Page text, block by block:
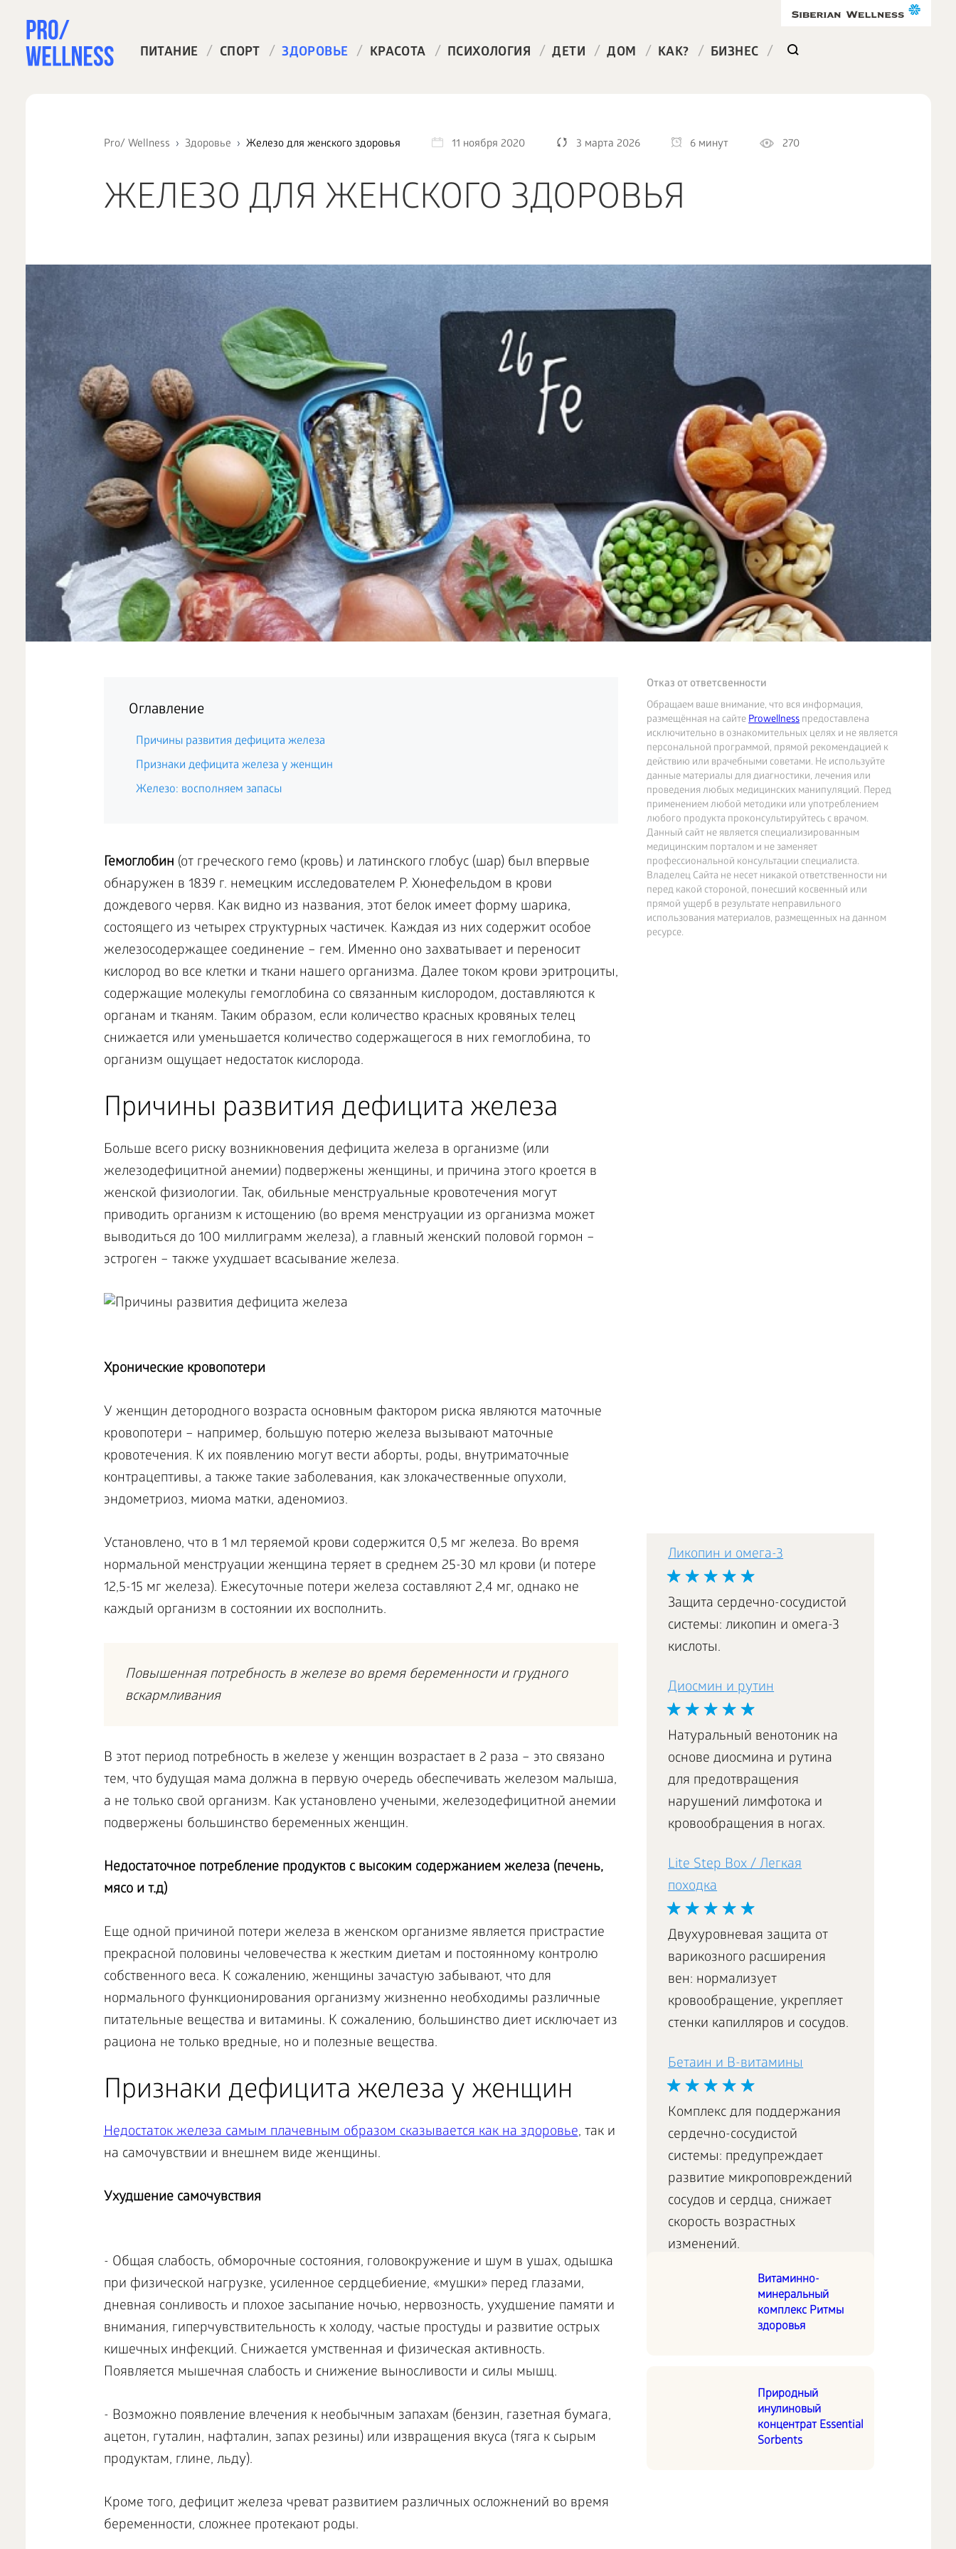
ПИТАНИЕ / СПОРТ / ЗДОРОВЬЕ / КРАСОТА / ПСИХОЛОГИЯ / ДЕТИ / ДОМ / КАК? / БИЗНЕС /
Pro/ Wellness Здоровье Железо для женского здоровья 11 ноября 2020 3 марта 2026 6 минут 270
ЖЕЛЕЗО ДЛЯ ЖЕНСКОГО ЗДОРОВЬЯ
Отказ от ответсвенности
Обращаем ваше внимание, что вся информация,
размещённая на сайтеProwellnessпредоставлена
исключительно в ознакомительных целях и не является
персональной программой, прямой рекомендацией к
действию или врачебными советами. Не используйте
данные материалы для диагностики, лечения или
проведения любых медицинских манипуляций. Перед
применением любой методики или употреблением
любого продукта проконсультируйтесь с врачом.
Данный сайт не является специализированным
медицинским порталом и не заменяет
профессиональной консультации специалиста.
Владелец Сайта не несет никакой ответственности ни
перед какой стороной, понесший косвенный или
прямой ущерб в результате неправильного
использования материалов, размещенных на данном
ресурсе.
Оглавление
Причины развития дефицита железа
Признаки дефицита железа у женщин
Железо: восполняем запасы
Гемоглобин (от греческого гемо (кровь) и латинского глобус (шар) был впервые
обнаружен в 1839 г. немецким исследователем Р. Хюнефельдом в крови
дождевого червя. Как видно из названия, этот белок имеет форму шарика,
состоящего из четырех структурных частичек. Каждая из них содержит особое
железосодержащее соединение – гем. Именно оно захватывает и переносит
кислород во все клетки и ткани нашего организма. Далее током крови эритроциты,
содержащие молекулы гемоглобина со связанным кислородом, доставляются к
органам и тканям. Таким образом, если количество красных кровяных телец
снижается или уменьшается количество содержащегося в них гемоглобина, то
организм ощущает недостаток кислорода.
Причины развития дефицита железа
Больше всего риску возникновения дефицита железа в организме (или
железодефицитной анемии) подвержены женщины, и причина этого кроется в
женской физиологии. Так, обильные менструальные кровотечения могут
приводить организм к истощению (во время менструации из организма может
выводиться до 100 миллиграмм железа), а главный женский половой гормон –
эстроген – также ухудшает всасывание железа.
Хронические кровопотери
У женщин детородного возраста основным фактором риска являются маточные
кровопотери – например, большую потерю железа вызывают маточные
кровотечения. К их появлению могут вести аборты, роды, внутриматочные
контрацептивы, а также такие заболевания, как злокачественные опухоли,
эндометриоз, миома матки, аденомиоз.
Ликопин и омега-3
Защита сердечно-сосудистой
системы: ликопин и омега-3
кислоты.
Диосмин и рутин
Натуральный венотоник на
основе диосмина и рутина
для предотвращения
нарушений лимфотока и
кровообращения в ногах.
Lite Step Box / Легкая
походка
Двухуровневая защита от
варикозного расширения
вен: нормализует
кровообращение, укрепляет
стенки капилляров и сосудов.
Бетаин и В-витамины
Комплекс для поддержания
сердечно-сосудистой
системы: предупреждает
развитие микроповреждений
сосудов и сердца, снижает
скорость возрастных
изменений.
Установлено, что в 1 мл теряемой крови содержится 0,5 мг железа. Во время
нормальной менструации женщина теряет в среднем 25-30 мл крови (и потере
12,5-15 мг железа). Ежесуточные потери железа составляют 2,4 мг, однако не
каждый организм в состоянии их восполнить.
Повышенная потребность в железе во время беременности и грудного
вскармливания
В этот период потребность в железе у женщин возрастает в 2 раза – это связано
тем, что будущая мама должна в первую очередь обеспечивать железом малыша,
а не только свой организм. Как установлено учеными, железодефицитной анемии
подвержены большинство беременных женщин.
Недостаточное потребление продуктов с высоким содержанием железа (печень,
мясо и т.д)
Еще одной причиной потери железа в женском организме является пристрастие
прекрасной половины человечества к жестким диетам и постоянному контролю
собственного веса. К сожалению, женщины зачастую забывают, что для
нормального функционирования организму жизненно необходимы различные
питательные вещества и витамины. К сожалению, большинство диет исключает из
рациона не только вредные, но и полезные вещества.
Признаки дефицита железа у женщин
Недостаток железа самым плачевным образом сказывается как на здоровье, так и
на самочувствии и внешнем виде женщины.
Ухудшение самочувствия
Витаминно-
минеральный
комплекс Ритмы
здоровья
Природный
инулиновый
концентрат Essential
Sorbents
- Общая слабость, обморочные состояния, головокружение и шум в ушах, одышка
при физической нагрузке, усиленное сердцебиение, «мушки» перед глазами,
дневная сонливость и плохое засыпание ночью, нервозность, ухудшение памяти и
внимания, гиперчувствительность к холоду, частые простуды и развитие острых
кишечных инфекций. Снижается умственная и физическая активность.
Появляется мышечная слабость и снижение выносливости и силы мышц.
- Возможно появление влечения к необычным запахам (бензин, газетная бумага,
ацетон, гуталин, нафталин, запах резины) или извращения вкуса (тяга к сырым
продуктам, глине, льду).
Кроме того, дефицит железа чреват развитием различных осложнений во время
беременности, сложнее протекают роды.